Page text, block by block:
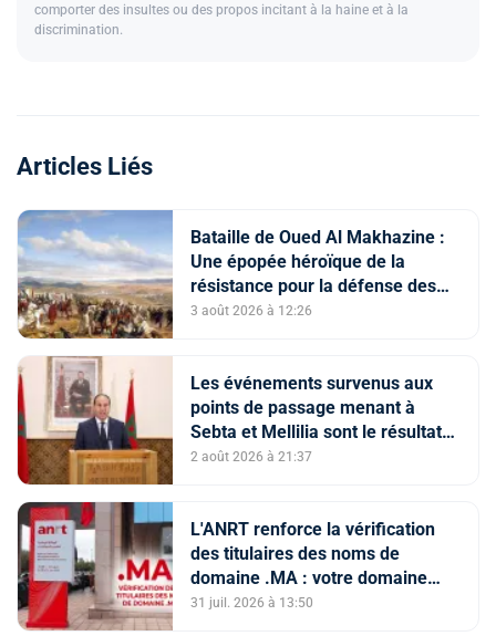
comporter des insultes ou des propos incitant à la haine et à la
discrimination.
Articles Liés
Bataille de Oued Al Makhazine :
Une épopée héroïque de la
résistance pour la défense des
constantes nationales
3 août 2026 à 12:26
Les événements survenus aux
points de passage menant à
Sebta et Mellilia sont le résultat
de facteurs intriqués, dont
numérique et la diffusion
d'informations trompeuses
(Porte-parole du ministère de
l'Intérieur)
2 août 2026 à 21:37
L'ANRT renforce la vérification
des titulaires des noms de
domaine .MA : votre domaine
est-il en ServerHold ?
31 juil. 2026 à 13:50